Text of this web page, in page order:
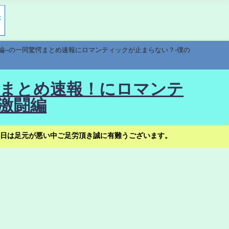
の一同驚愕まとめ速報にロマンティックが止まらない？-僕の
とめ速報！にロマンテ
闘編
足元が悪い中ご足労頂き誠に有難うございます。